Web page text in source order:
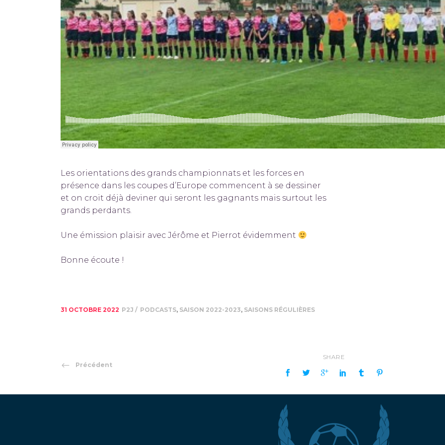
Les orientations des grands championnats et les forces en
présence dans les coupes d’Europe commencent à se dessiner
et on croit déjà deviner qui seront les gagnants mais surtout les
grands perdants.
Une émission plaisir avec Jérôme et Pierrot évidemment
Bonne écoute !
31 OCTOBRE 2022 P2J PODCASTS, SAISON 2022-2023, SAISONS RÉGULIÈRES
Précédent
SHARE